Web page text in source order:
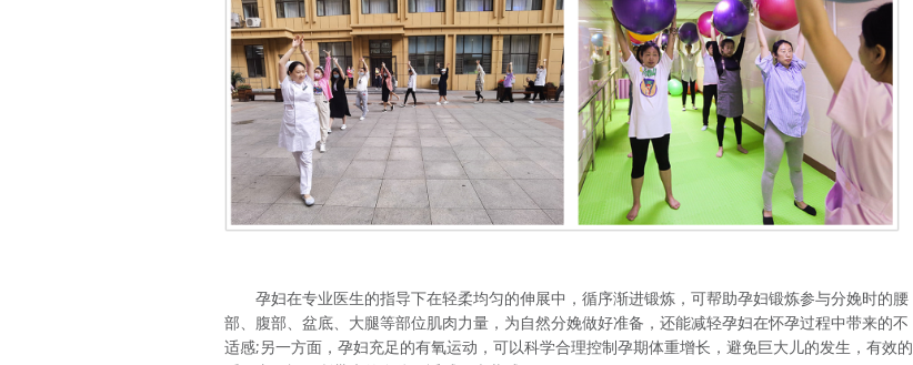
孕妇在专业医生的指导下在轻柔均匀的伸展中，循序渐进锻炼，可帮助孕妇锻炼参与分娩时的腰
部、腹部、盆底、大腿等部位肌肉力量，为自然分娩做好准备，还能减轻孕妇在怀孕过程中带来的不
适感;另一方面，孕妇充足的有氧运动，可以科学合理控制孕期体重增长，避免巨大儿的发生，有效的